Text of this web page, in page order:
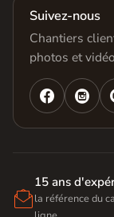
Suivez-nous
Chantiers
photos et
 

15 ans
la référence du